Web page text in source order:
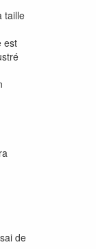
taille
est
de